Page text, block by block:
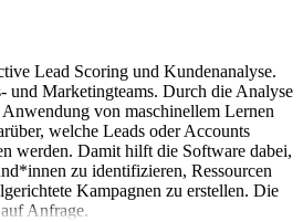
Lead Scoring und Kundenanalyse.
und Marketingteams. Durch die Analyse
Anwendung von maschinellem Lernen
welche Leads oder Accounts
werden. Damit hilft die Software dabei,
zu identifizieren, Ressourcen
Kampagnen zu erstellen. Die
auf Anfrage.